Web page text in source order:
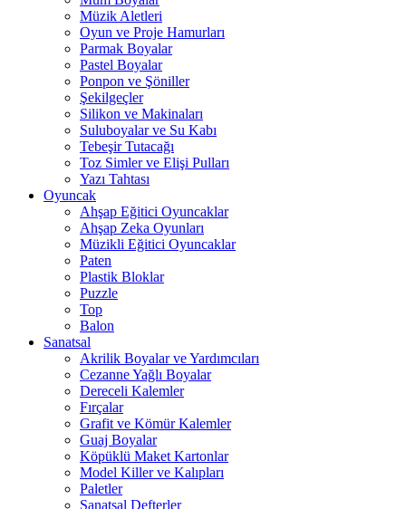
Müzik Aletleri
Oyun ve Proje Hamurları
Parmak Boyalar
Pastel Boyalar
Ponpon ve Şöniller
Şekilgeçler
Silikon ve Makinaları
Suluboyalar ve Su Kabı
Tebeşir Tutacağı
Toz Simler ve Elişi Pulları
Yazı Tahtası
Oyuncak
Ahşap Eğitici Oyuncaklar
Ahşap Zeka Oyunları
Müzikli Eğitici Oyuncaklar
Paten
Plastik Bloklar
Puzzle
Top
Balon
Sanatsal
Akrilik Boyalar ve Yardımcıları
Cezanne Yağlı Boyalar
Dereceli Kalemler
Fırçalar
Grafit ve Kömür Kalemler
Guaj Boyalar
Köpüklü Maket Kartonlar
Model Killer ve Kalıpları
Paletler
Sanatsal Defterler